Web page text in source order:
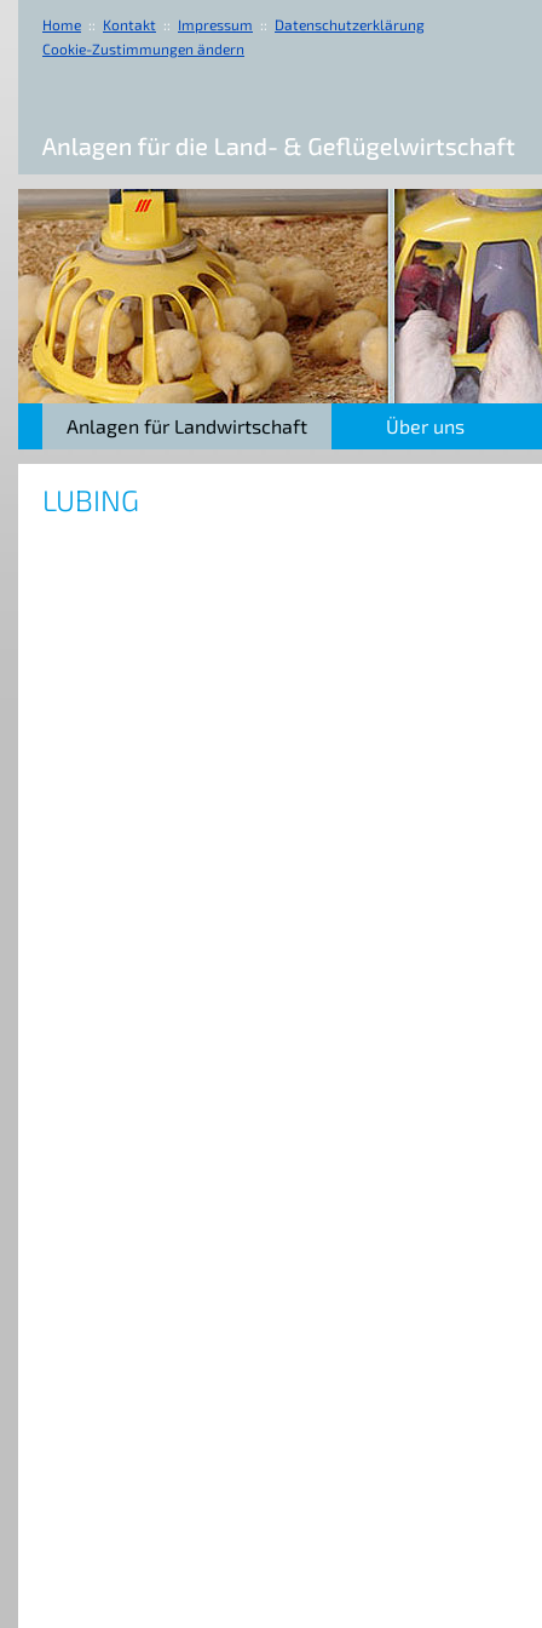
Anlagen für Landwirtschaft Über uns
Home :: Kontakt :: Impressum :: Datenschutzerklärung
Cookie-Zustimmungen ändern
LUBING